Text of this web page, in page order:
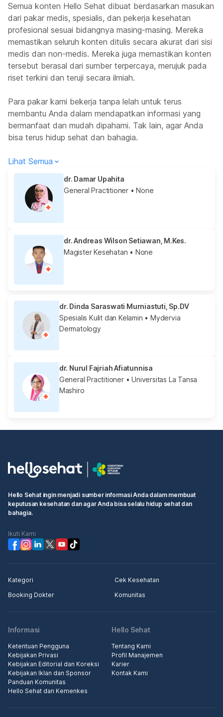
Semua konten Hello Sehat dibuat berdasarkan masukan
dari pakar medis, spesialis, dan pekerja kesehatan
profesional sesuai bidangnya masing-masing. Mereka
memastikan seluruh konten ditulis secara akurat dari sisi
medis dan non-medis. Mereka juga memastikan konten
tersebut berasal dari sumber terpercaya, merujuk pada
riset terkini dan teruji secara ilmiah.
Para pakar kami bekerja tanpa lelah untuk terus
membantu Anda dalam mendapatkan informasi yang
bermanfaat dan mudah dipahami. Tak lain, agar Anda
bisa terus hidup sehat dan bahagia.
Lihat Semua
dr. Damar Upahita
General Practitioner • None
dr. Andreas Wilson Setiawan, M.Kes.
Magister Kesehatan • None
dr. Dinda Saraswati Murniastuti, Sp.DV
Spesialis Kulit dan Kelamin • Mydervia
Dermatology
dr. Nurul Fajriah Afiatunnisa
General Practitioner• Universitas La Tansa
Mashiro
Hello Sehat ingin menjadi sumber informasi Anda dalam membuat
keputusan kesehatan dan agar Anda bisa selalu hidup sehat dan
bahagia.
Ikuti Kami
Kategori
Cek Kesehatan
Booking Dokter
Komunitas
Informasi
Ketentuan Pengguna
Kebijakan Privasi
Kebijakan Editorial dan Koreksi
Kebijakan Iklan dan Sponsor
Panduan Komunitas
Hello Sehat dan Kemenkes
Hello Sehat
Tentang Kami
Profil Manajemen
Karier
Kontak Kami